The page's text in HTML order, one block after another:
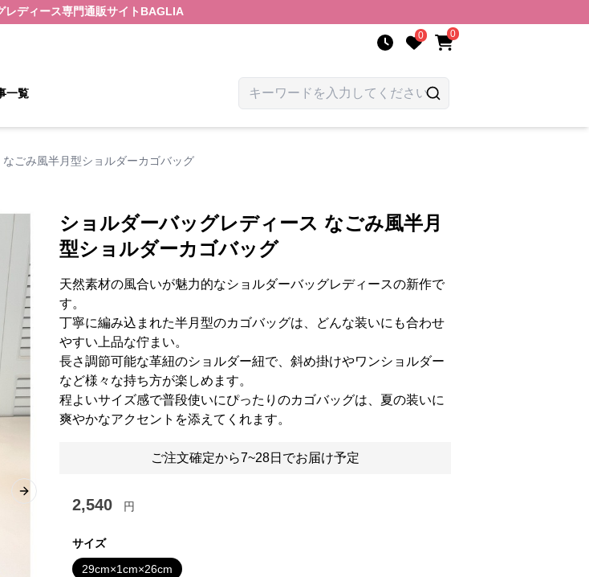
レディース専門通販サイト BAGLIA
0 0
一覧
ごみ風半月型ショルダーカゴバッグ
Next slide
ショルダーバッグレディース なごみ風半月
型ショルダーカゴバッグ
天然素材の風合いが魅力的なショルダーバッグレディースの新作で
す。
丁寧に編み込まれた半月型のカゴバッグは、どんな装いにも合わせ
やすい上品な佇まい。
長さ調節可能な革紐のショルダー紐で、斜め掛けやワンショルダー
など様々な持ち方が楽しめます。
程よいサイズ感で普段使いにぴったりのカゴバッグは、夏の装いに
爽やかなアクセントを添えてくれます。
ご注文確定から7~28日でお届け予定
2,540 円
サイズ
29cm×1cm×26cm